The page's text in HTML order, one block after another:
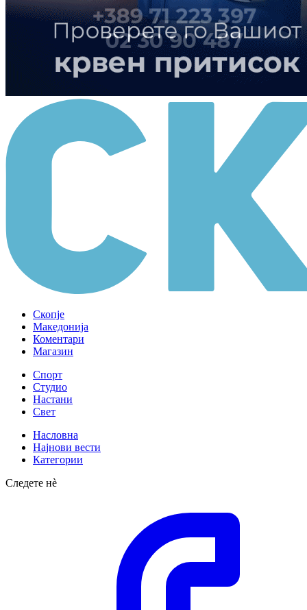
Скопје
Македонија
Коментари
Магазин
Спорт
Студио
Настани
Свет
Насловна
Најнови вести
Категории
Следете нè